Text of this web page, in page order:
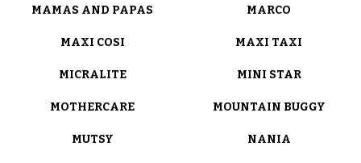
MAMAS AND PAPAS MARCO
MAXI COSI MAXI TAXI
MICRALITE MINI STAR
MOTHERCARE MOUNTAIN BUGGY
MUTSY NANIA